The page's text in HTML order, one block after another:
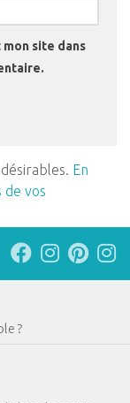
site dans
En
de vos
?